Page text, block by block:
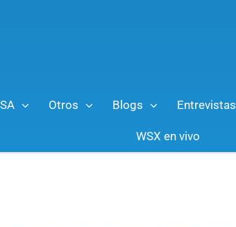
Otros Blogs Entrevistas
WSX en vivo